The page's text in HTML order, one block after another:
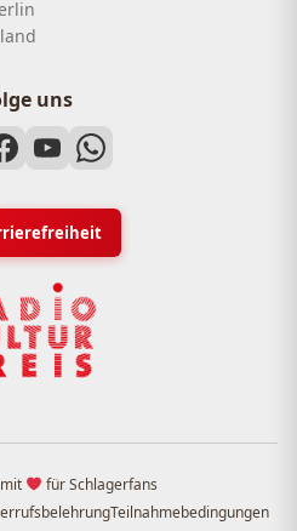
uns
für Schlagerfans
Teilnahmebedingungen